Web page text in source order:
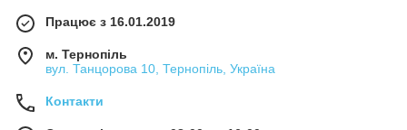
Працює з 16.01.2019
м. Тернопіль
вул. Танцорова 10, Тернопіль, Україна
Контакти